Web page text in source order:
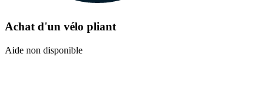
Achat d'un vélo pliant
Aide non disponible